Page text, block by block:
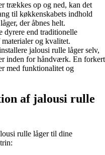
trækkes op og ned, kan det
til køkkenskabets indhold
der åbnes helt.
dyrere end traditionelle
og kvalitet.
jalousi rulle låger selv,
inden for håndværk. En forkert
med funktionalitet og
af jalousi rulle
rulle låger til dine